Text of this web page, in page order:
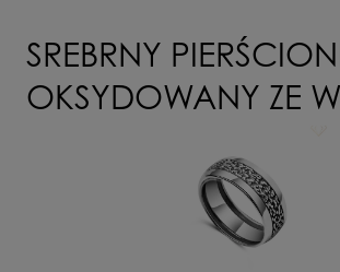
SREBRNY
OKSYDOWANY ZE